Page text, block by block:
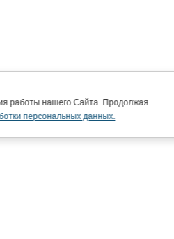
работы нашего Сайта. Продолжая
персональных данных.